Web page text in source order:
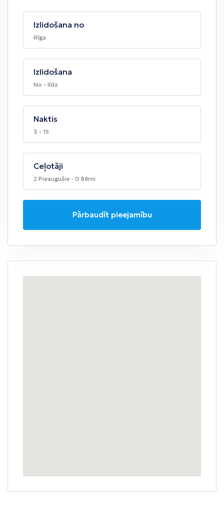
Izlidošana no
Rīga
Izlidošana
No - līdz
Naktis
3 - 15
Ceļotāji
2 Pieaugušie - 0 Bērni
Pārbaudīt pieejamību